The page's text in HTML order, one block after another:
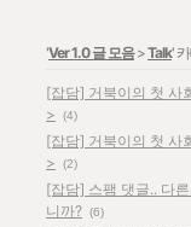
'Ver 1.0 글 모음>Talk'
[잡담] 거북이의 첫 사
>
(4)
[잡담] 거북이의 첫 사
>
(2)
[잡담] 스팸 댓글.. 다
니까? (6)